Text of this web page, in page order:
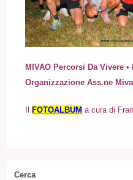
MIVAO Percorsi Da Vivere •
Organizzazione Ass.ne
FOTOALBUM a cura di
Cerca